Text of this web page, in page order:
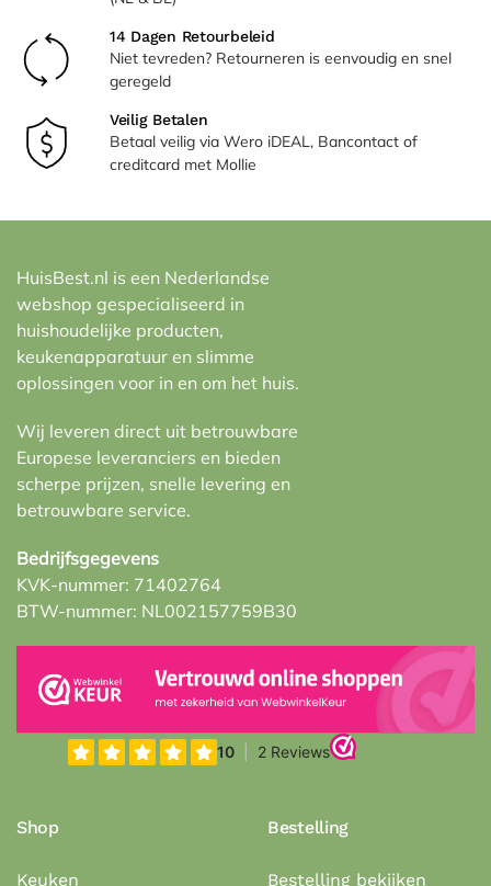
14 Dagen Retourbeleid
Niet tevreden? Retourneren is eenvoudig en snel
geregeld
Veilig Betalen
Betaal veilig via Wero iDEAL, Bancontact of
creditcard met Mollie
HuisBest.nl is een Nederlandse
webshop gespecialiseerd in
huishoudelijke producten,
keukenapparatuur en slimme
oplossingen voor in en om het huis.
Wij leveren direct uit betrouwbare
Europese leveranciers en bieden
scherpe prijzen, snelle levering en
betrouwbare service.
Bedrijfsgegevens
KVK-nummer: 71402764
BTW-nummer: NL002157759B30
Shop
Keuken
Bestelling
Bestelling bekijken